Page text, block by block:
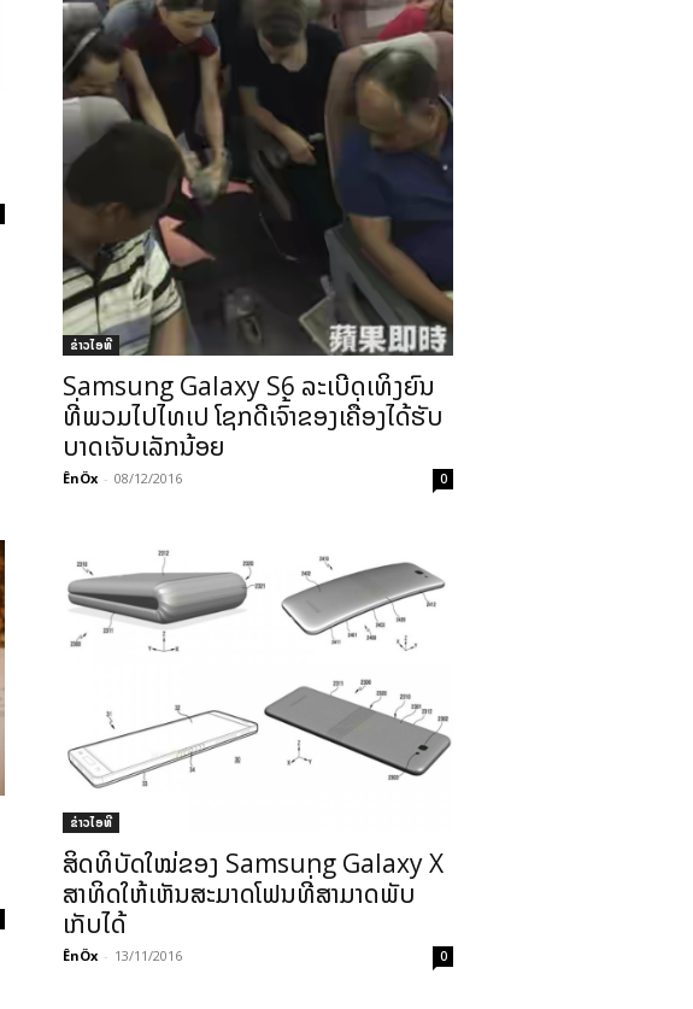
ຂ່າວ​ໄອ​ທີ
Samsung Galaxy S6 ລະເບີດເທິງຍົນ
ທີ່ພວມໄປໄທເປ ໂຊກດີເຈົ້າຂອງເຄື່ອງໄດ້ຮັບ
ບາດເຈັບເລັກນ້ອຍ
ÊnÖx - 08/12/2016 0
ຂ່າວ​ໄອ​ທີ
ສິດທິບັດໃໝ່ຂອງ Samsung Galaxy X
ສາທິດໃຫ້ເຫັນສະມາດໂຟນທີ່ສາມາດພັບ
ເກັບໄດ້
ÊnÖx - 13/11/2016 0